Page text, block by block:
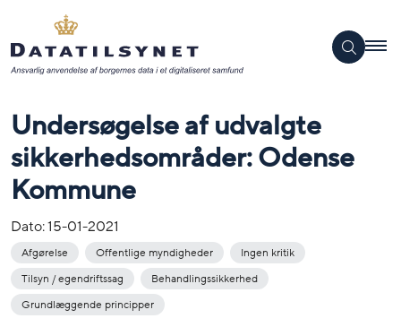
Undersøgelse af udvalgte
sikkerhedsområder: Odense
Kommune
Dato:15-01-2021
Afgørelse Offentlige myndigheder
Ingen kritik
Tilsyn / egendriftssag
Behandlingssikkerhed
Grundlæggende principper